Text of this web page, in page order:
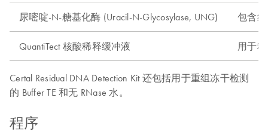
尿嘧啶-N-糖基化酶 (Uracil-N-Glycosylase, UNG) 包含
QuantiTect 核酸稀释缓冲液 用于
Certal Residual DNA Detection Kit 还包括用于重组冻干检测
的 Buffer TE 和无 RNase 水。
程序